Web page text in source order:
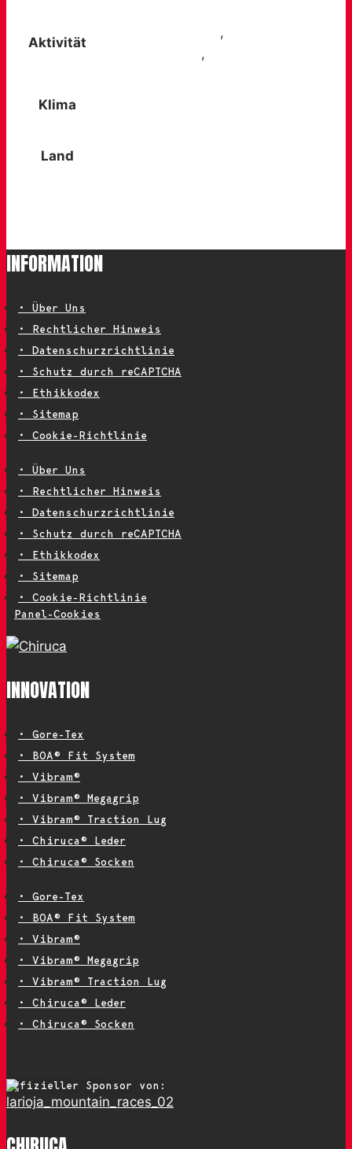
Aktivität
,
,
Klima
Land
INFORMATION
• Über Uns
• Rechtlicher Hinweis
• Datenschurzrichtlinie
• Schutz durch reCAPTCHA
• Ethikkodex
• Sitemap
• Cookie-Richtlinie
• Über Uns
• Rechtlicher Hinweis
• Datenschurzrichtlinie
• Schutz durch reCAPTCHA
• Ethikkodex
• Sitemap
• Cookie-Richtlinie
Panel-Cookies
INNOVATION
• Gore-Tex
• BOA® Fit System
• Vibram®
• Vibram® Megagrip
• Vibram® Traction Lug
• Chiruca® Leder
• Chiruca® Socken
• Gore-Tex
• BOA® Fit System
• Vibram®
• Vibram® Megagrip
• Vibram® Traction Lug
• Chiruca® Leder
• Chiruca® Socken
Offizieller Sponsor von: